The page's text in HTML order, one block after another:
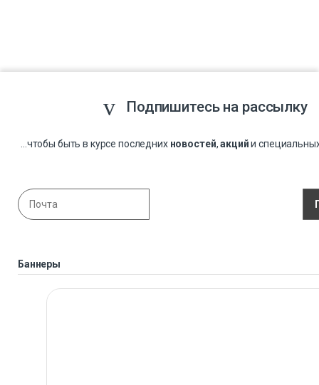
Подпишитесь на рассылку
...чтобы быть в курсе последних новостей,акцийи
Баннеры